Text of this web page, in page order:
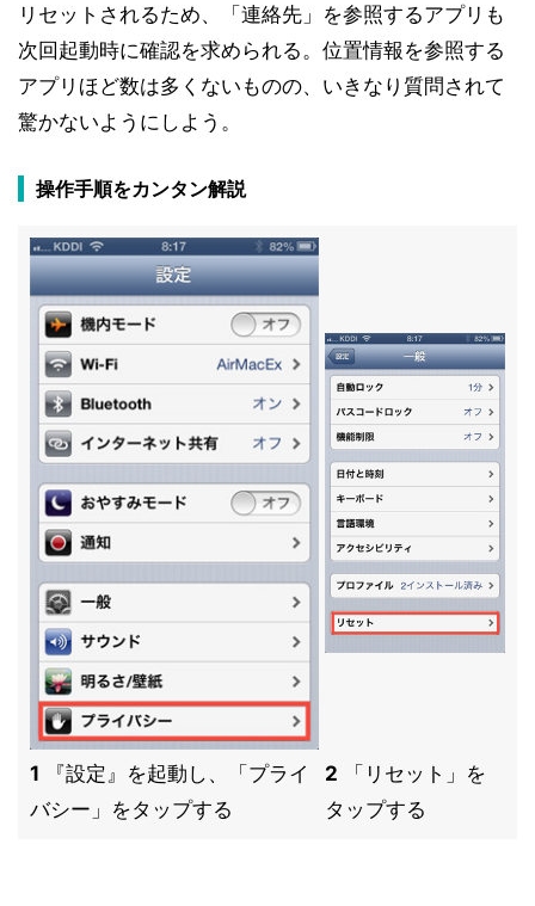
リセットされるため、「連絡先」を参照するアプリも
次回起動時に確認を求められる。位置情報を参照する
アプリほど数は多くないものの、いきなり質問されて
驚かないようにしよう。
操作手順をカンタン解説
1 『設定』を起動し、「プライ
バシー」をタップする
2 「リセット」を
タップする